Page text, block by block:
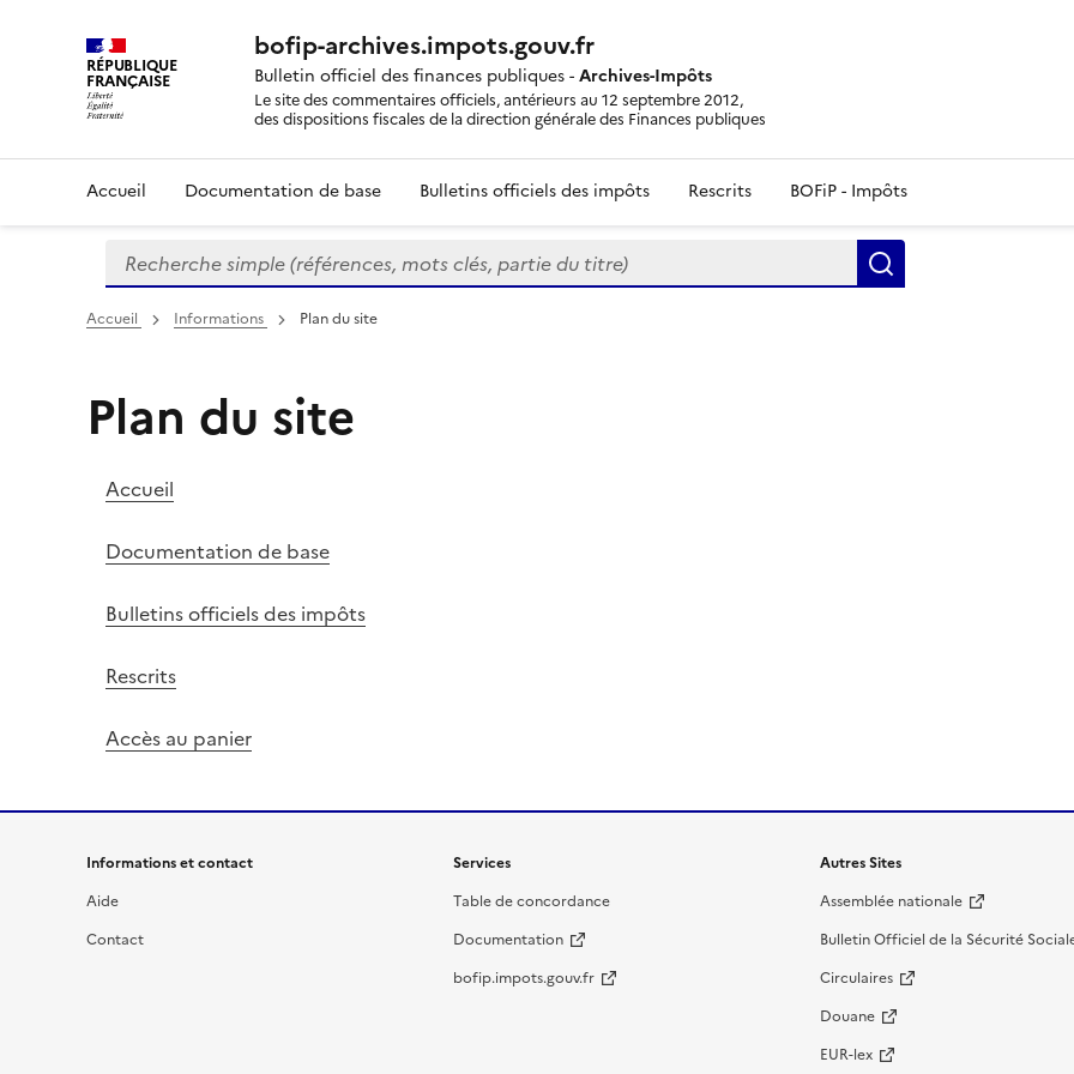
RÉPUBLIQUE
FRANÇAISE
bofip-archives.impots.gouv.fr
Bulletin officiel des finances publiques -Archives-Impôts
Le site des commentaires officiels, antérieurs au 12 septembre 2012,
des dispositions fiscales de la direction générale des Finances publiques
Accueil Documentation de base Bulletins officiels des impôts Rescrits BOFiP - Impôts
Formulaire
de
recherche
Recherche simple (références, mots clés, partie du titre)
Accueil Informations Plan du site
Plan du site
Accueil
Documentation de base
Bulletins officiels des impôts
Rescrits
Accès au panier
Informations et contact
Aide
Contact
Services
Table de concordance
Documentation
bofip.impots.gouv.fr
Autres Sites
Assemblée nationale
Bulletin Officiel de la Sécurité
Circulaires
Douane
EUR-lex